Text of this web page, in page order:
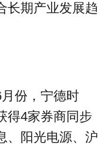
长期产业发展趋
份，宁德时
得4家券商同步
、阳光电源、沪